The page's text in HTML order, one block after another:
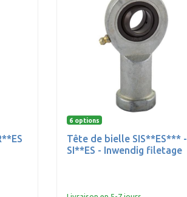
6 options
Tête de bielle SIS**ES*** -
SI**ES - Inwendig filetage